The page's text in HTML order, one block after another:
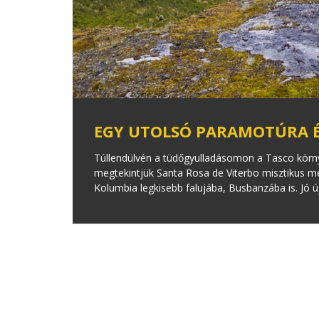
EGY UTOLSÓ PARAMOTÚRA
Túllendülvén a tüdőgyulladásomon a Tasco
megtekintjük Santa Rosa de Viterbo misztikus
Kolumbia legkisebb falujába, Busbanzába is. Jó